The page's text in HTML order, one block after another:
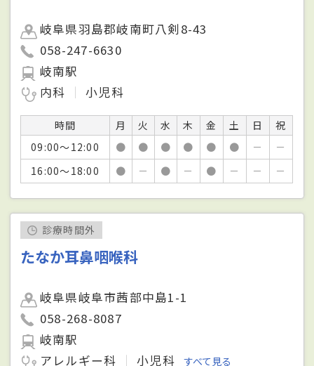
岐阜県羽島郡岐南町八剣8-43
058-247-6630
岐南駅
内科
小児科
時間 月 火 水 木 金 土 日
祝
09:00～12:00
● ● ● ● ● ● －
－
16:00～18:00
● － ● － ● － － －
診療時間外
たなか耳鼻咽喉科
岐阜県岐阜市茜部中島1-1
058-268-8087
岐南駅
アレルギー科
小児科 すべて見る